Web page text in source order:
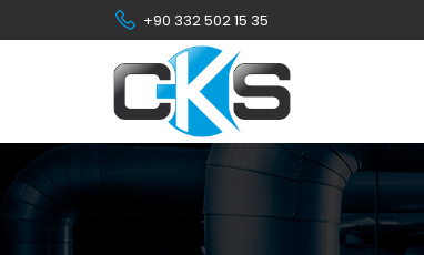
+90 332 502 15 35